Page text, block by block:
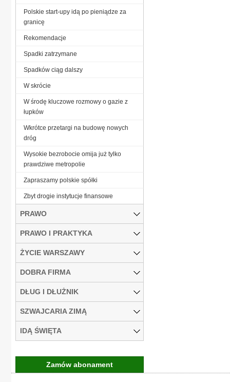
Polskie start-upy idą po pieniądze za
granicę
Rekomendacje
Spadki zatrzymane
Spadków ciąg dalszy
W skrócie
W środę kluczowe rozmowy o gazie z
łupków
Wkrótce przetargi na budowę nowych
dróg
Wysokie bezrobocie omija już tylko
prawdziwe metropolie
Zapraszamy polskie spółki
Zbyt drogie instytucje finansowe
PRAWO
PRAWO I PRAKTYKA
ŻYCIE WARSZAWY
DOBRA FIRMA
DŁUG I DŁUŻNIK
SZWAJCARIA ZIMĄ
IDĄ ŚWIĘTA
Zamów abonament